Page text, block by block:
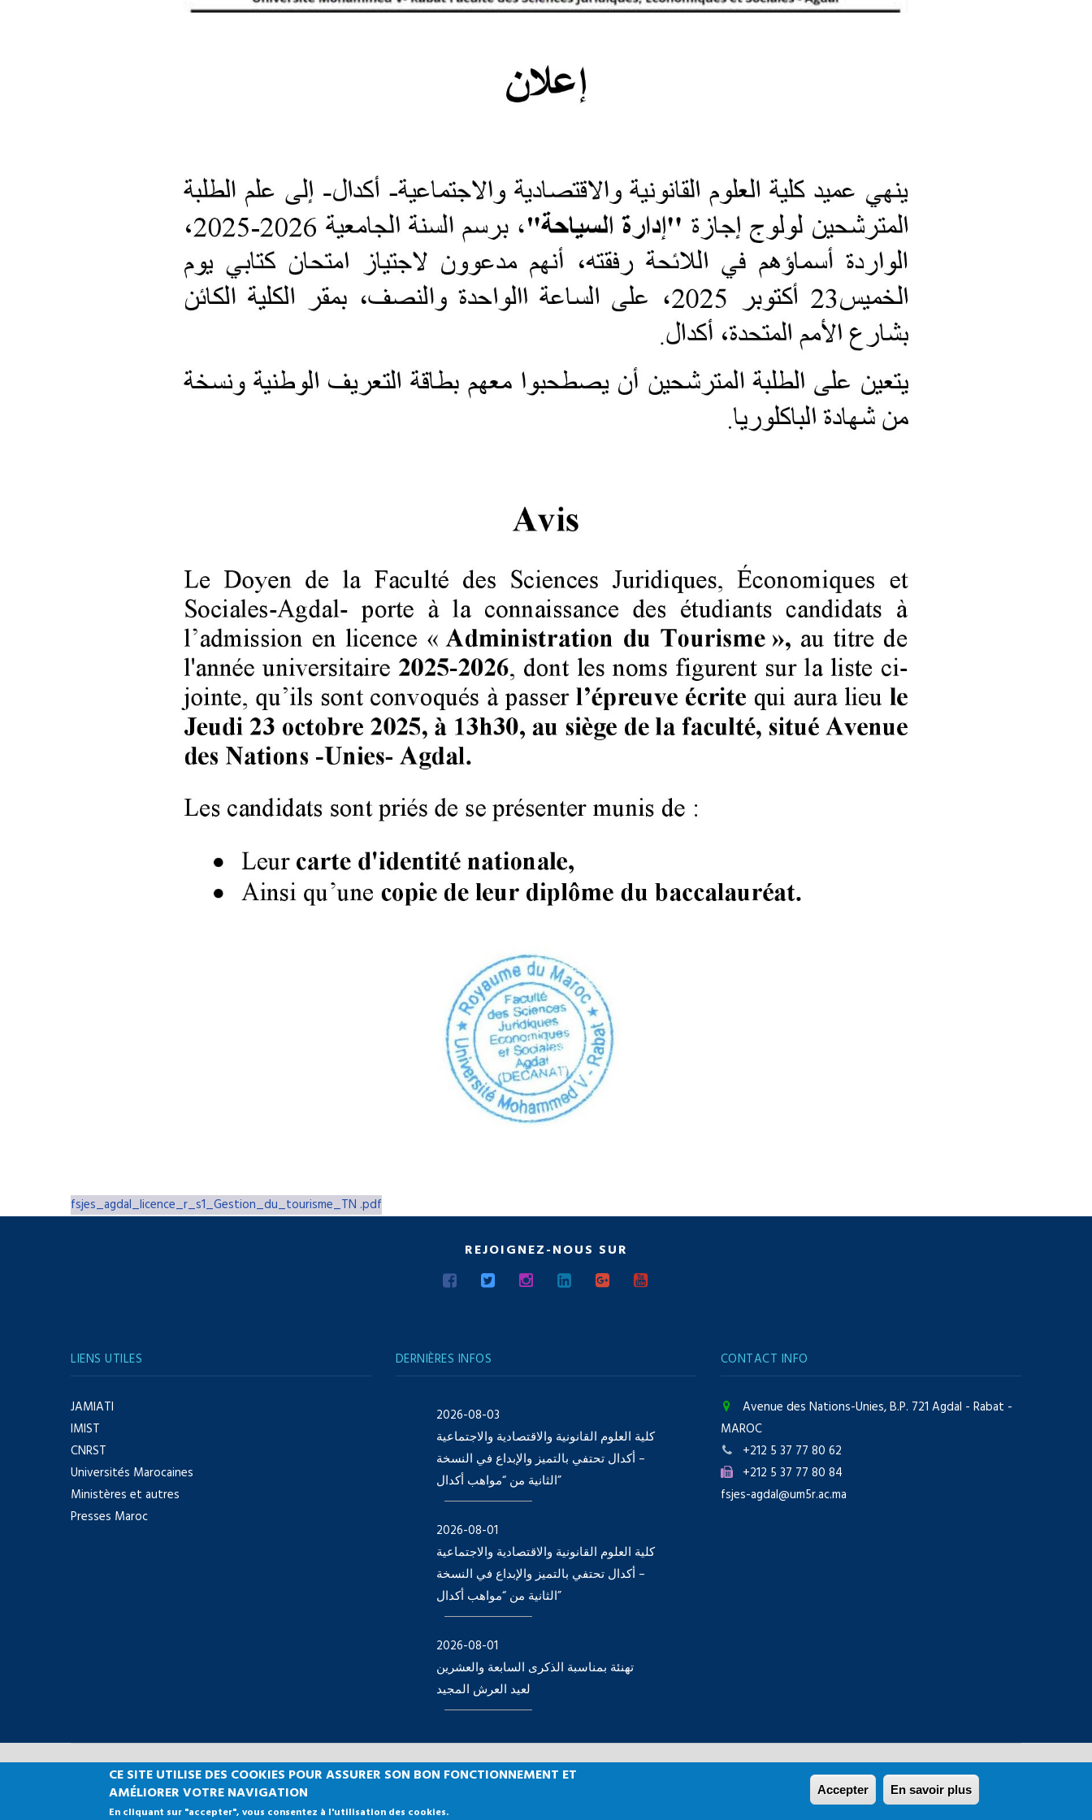
fsjes_agdal_licence_r_s1_Gestion_du_tourisme_TN .pdf
REJOIGNEZ-NOUS SUR
LIENS UTILES
JAMIATI
IMIST
CNRST
Universités Marocaines
Ministères et autres
Presses Maroc
DERNIÈRES INFOS
2026-08-03
كلية العلوم القانونية والاقتصادية والاجتماعية
– أكدال تحتفي بالتميز والإبداع في النسخة
الثانية من “مواهب أكدال”
2026-08-01
كلية العلوم القانونية والاقتصادية والاجتماعية
– أكدال تحتفي بالتميز والإبداع في النسخة
الثانية من “مواهب أكدال”
2026-08-01
تهنئة بمناسبة الذكرى السابعة والعشرين
لعيد العرش المجيد
CONTACT INFO
Avenue des Nations-Unies, B.P. 721 Agdal - Rabat -
MAROC
+212 5 37 77 80 62
+212 5 37 77 80 84
fsjes-agdal@um5r.ac.ma
Copyright © 2021 Faculté des Sciences Juridiques, Economiques et Sociales, Agdal Rabat
CE SITE UTILISE DES COOKIES POUR ASSURER SON BON FONCTIONNEMENT ET
AMÉLIORER VOTRE NAVIGATION
En cliquant sur "accepter", vous consentez à l'utilisation des cookies.
Accepter En savoir plus